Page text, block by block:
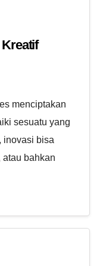
menciptakan
sesuatu yang
inovasi bisa
atau bahkan